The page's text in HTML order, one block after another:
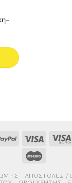
PayPal Visa
AΠΟΣΤΟΛΈΣ /